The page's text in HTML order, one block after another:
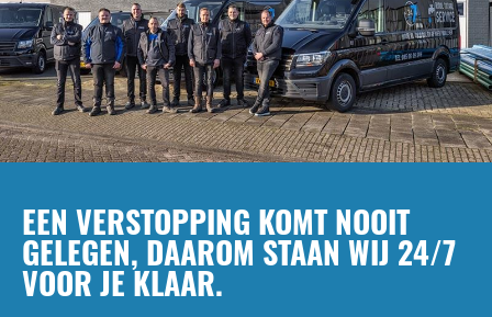
EEN VERSTOPPING KOMT NOOIT
GELEGEN, DAAROM STAAN WIJ 24/7
VOOR JE KLAAR.